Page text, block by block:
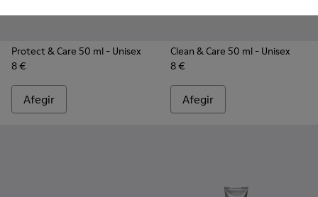
Protect & Care 50 ml - Unisex
8 €
Afegir
Clean & Care 50 ml - Unisex
8 €
Afegir